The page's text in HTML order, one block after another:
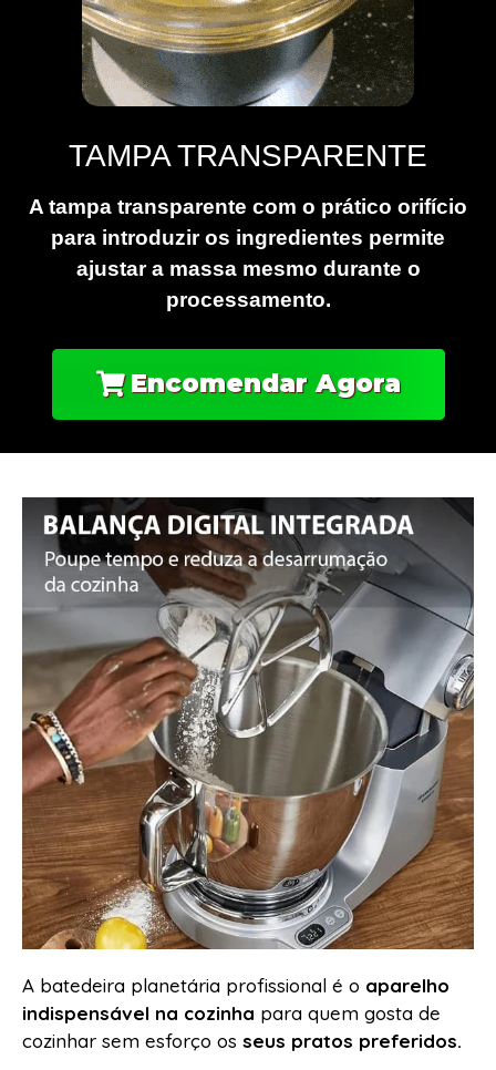
TAMPA TRANSPARENTE
A tampa transparente com o prático orifício
para introduzir os ingredientes permite
ajustar a massa mesmo durante o
processamento.
Encomendar Agora
A batedeira planetária profissional é o aparelho
indispensável na cozinha para quem gosta de
cozinhar sem esforço os seus pratos preferidos.